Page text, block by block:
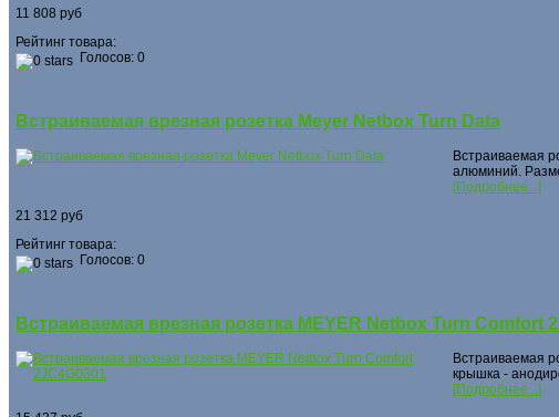
11 808 руб
Рейтинг товара:
Голосов: 0
Встраиваемая врезная розетка Meyer Netbox Turn Data
Встраиваемая
алюминий.
[Подробнее...]
21 312 руб
Рейтинг товара:
Голосов: 0
Встраиваемая врезная розетка MEYER Netbox Turn Comfort
Встраиваемая
крышка -
[Подробнее...]